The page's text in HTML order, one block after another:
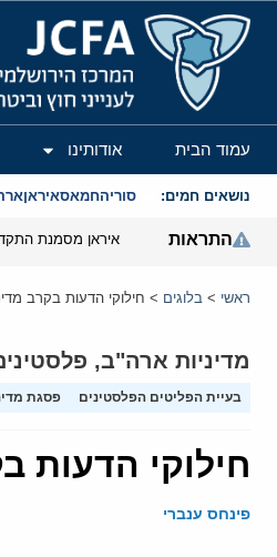
המרכז הירושלמי לענייני
עמוד הבית אודותינו
נושאים חמים: סוריהחמאסאיראן
התראות איראן מסמנת
ראשי > בלוגים > חילוקי הדעות בקרב
מדיניות ארה"ב,
בעיית הפליטים הפלסטינים פסגת
חילוקי הדעות
פינחס ענברי